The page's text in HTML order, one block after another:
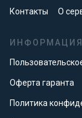
Контакты О
ИНФОРМАЦИЯ
Оферта гаранта
Политика